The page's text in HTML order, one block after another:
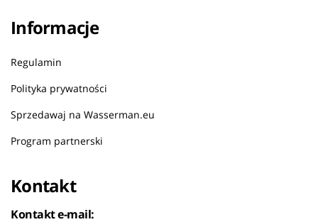
Informacje
Regulamin
Polityka prywatności
Sprzedawaj na Wasserman.eu
Program partnerski
Kontakt
Kontakt e-mail: